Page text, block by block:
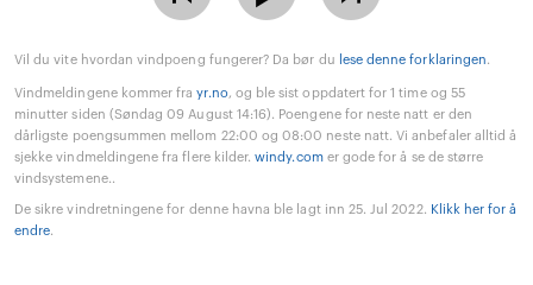
Vil du vite hvordan vindpoeng fungerer? Da bør du lese denne forklaringen.
Vindmeldingene kommer frayr.no, og ble sist oppdatert for 1 time og 55
minutter siden (Søndag 09 August 14:16). Poengene for neste natt er den
dårligste poengsummen mellom 22:00 og 08:00 neste natt. Vi anbefaler alltid å
sjekke vindmeldingene fra flere kilder.windy.comer gode for å se de større
vindsystemene..
De sikre vindretningene for denne havna ble lagt inn 25. Jul 2022. Klikk her for å
endre.